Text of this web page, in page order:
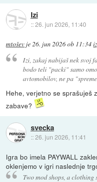
Izi
::26. jun 2026, 11:40
mtošev je 26. jun 2026 ob 11:34
Izi, zakaj nabijaš nek svoj
bodo teli "packi" samo
avtomobilov, ne pa
Hehe, verjetno se sprašuješ
zabave?
svecka
::26. jun 2026, 11:41
Igra bo imela PAYWALL
oklenjemo v igri naslednje
Two mod shops, a